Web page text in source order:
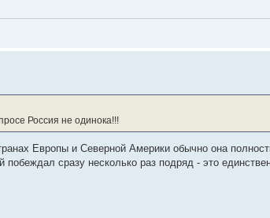
Россия не одинока!!!
Европы и Северной Америки обычно она
сразу несколько раз подряд - это